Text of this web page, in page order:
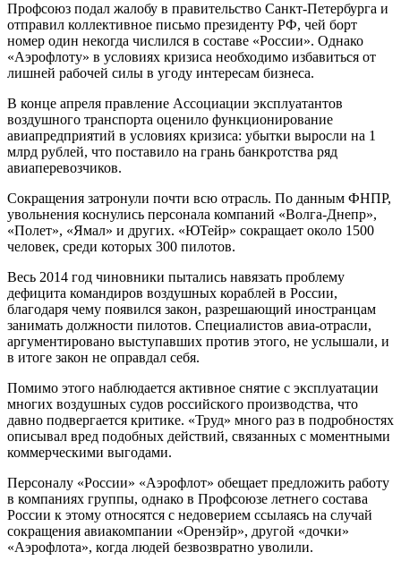
Профсоюз подал жалобу в правительство Санкт-Петербурга и
отправил коллективное письмо президенту РФ, чей борт
номер один некогда числился в составе «России». Однако
«Аэрофлоту» в условиях кризиса необходимо избавиться от
лишней рабочей силы в угоду интересам бизнеса.
В конце апреля правление Ассоциации эксплуатантов
воздушного транспорта оценило функционирование
авиапредприятий в условиях кризиса: убытки выросли на 1
млрд рублей, что поставило на грань банкротства ряд
авиаперевозчиков.
Сокращения затронули почти всю отрасль. По данным ФНПР,
увольнения коснулись персонала компаний «Волга-Днепр»,
«Полет», «Ямал» и других. «ЮТейр» сокращает около 1500
человек, среди которых 300 пилотов.
Весь 2014 год чиновники пытались навязать проблему
дефицита командиров воздушных кораблей в России,
благодаря чему появился закон, разрешающий иностранцам
занимать должности пилотов. Специалистов авиа-отрасли,
аргументировано выступавших против этого, не услышали, и
в итоге закон не оправдал себя.
Помимо этого наблюдается активное снятие с эксплуатации
многих воздушных судов российского производства, что
давно подвергается критике. «Труд» много раз в подробностях
описывал вред подобных действий, связанных с моментными
коммерческими выгодами.
Персоналу «России» «Аэрофлот» обещает предложить работу
в компаниях группы, однако в Профсоюзе летнего состава
России к этому относятся с недоверием ссылаясь на случай
сокращения авиакомпании «Оренэйр», другой «дочки»
«Аэрофлота», когда людей безвозвратно уволили.